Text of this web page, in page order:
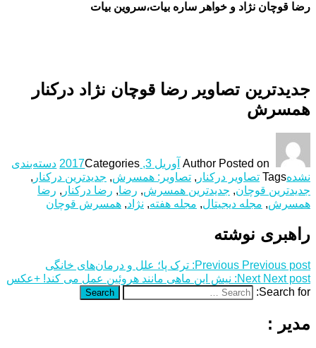
رضا قوچان نژاد و خواهر ساره بیات،سروین بیات
جدیدترین تصاویر رضا قوچان نژاد درکنار
همسرش
Author Posted on آوریل 3, 2017 Categories
دسته‌بندی
نشدهTags تصاویر درکنار , تصاویر: همسرش, جدیدترین درکنار ,
جدیدترین قوچان, جدیدترین همسرش, رضا, رضا درکنار , رضا
همسرش, مجله دیجیتال, مجله هفته, نژاد, همسرش قوچان
راهبری نوشته
Previous Previous post:
ترک پا؛ علل و درمان‌های خانگی
Next Next post:
نیش این ماهی مانند هروئین عمل می کند! +عکس
Search for:
Search
مدیر :